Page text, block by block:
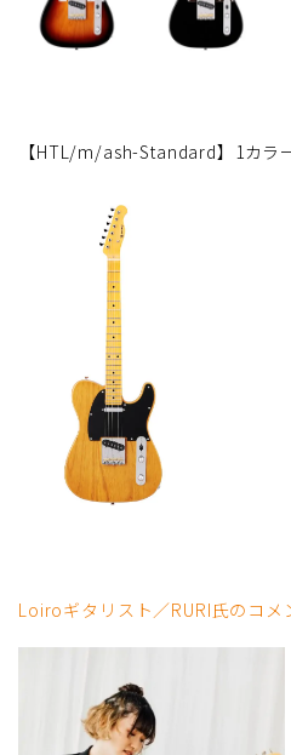
【HTL/m/ash-Standard】1カラ
Loiroギタリスト／RURI氏のコメ